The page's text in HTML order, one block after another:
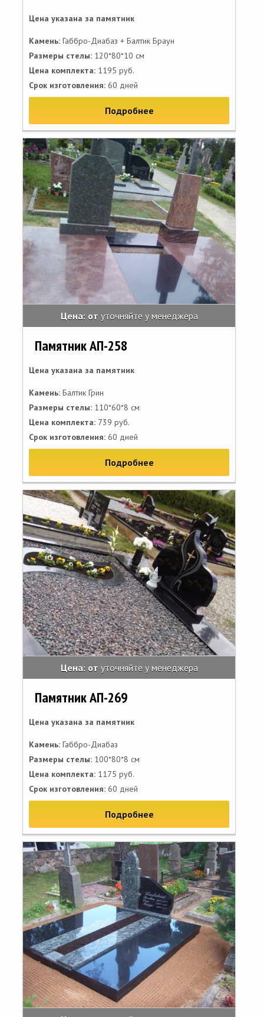
Цена указана за памятник
Камень: Габбро-Диабаз + Балтик Браун
Размеры стелы: 120*80*10 см
Цена комплекта: 1195 руб.
Срок изготовления: 60 дней
Подробнее
Цена: от уточняйте у менеджера
Памятник АП-258
Цена указана за памятник
Камень: Балтик Грин
Размеры стелы: 110*60*8 см
Цена комплекта: 739 руб.
Срок изготовления: 60 дней
Подробнее
Цена: от уточняйте у менеджера
Памятник АП-269
Цена указана за памятник
Камень: Габбро-Диабаз
Размеры стелы: 100*80*8 см
Цена комплекта: 1175 руб.
Срок изготовления: 60 дней
Подробнее